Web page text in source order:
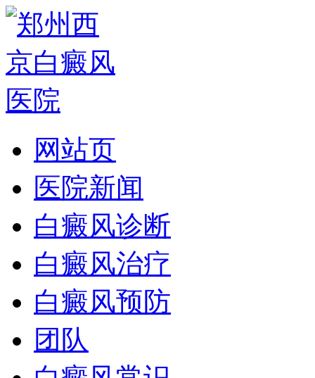
网站页
医院新闻
白癜风诊断
白癜风治疗
白癜风预防
团队